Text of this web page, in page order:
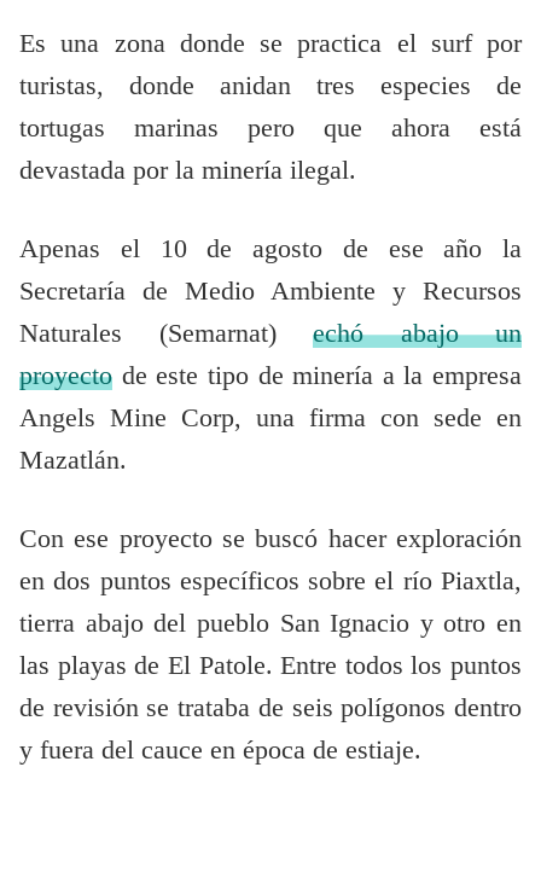
Es una zona donde se practica el surf por
turistas, donde anidan tres especies de
tortugas marinas pero que ahora está
devastada por la minería ilegal.
Apenas el 10 de agosto de ese año la
Secretaría de Medio Ambiente y Recursos
Naturales (Semarnat) echó abajo un
proyecto de este tipo de minería a la empresa
Angels Mine Corp, una firma con sede en
Mazatlán.
Con ese proyecto se buscó hacer exploración
en dos puntos específicos sobre el río Piaxtla,
tierra abajo del pueblo San Ignacio y otro en
las playas de El Patole. Entre todos los puntos
de revisión se trataba de seis polígonos dentro
y fuera del cauce en época de estiaje.